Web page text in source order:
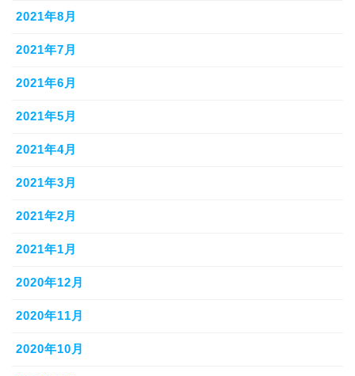
2021年8月
2021年7月
2021年6月
2021年5月
2021年4月
2021年3月
2021年2月
2021年1月
2020年12月
2020年11月
2020年10月